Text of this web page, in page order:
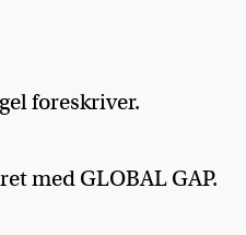
foreskriver.
med GLOBAL GAP.